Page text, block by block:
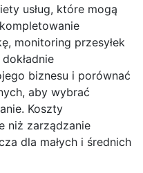
usług, które mogą
monitoring przesyłek
biznesu i porównać
aby wybrać
Koszty
niż zarządzanie
dla małych i średnich